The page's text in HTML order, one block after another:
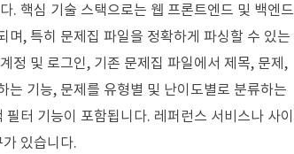
. 핵심 기술 스택으로는 웹 프론트엔드 및 백엔드
며, 특히 문제집 파일을 정확하게 파싱할 수 있는
정 및 로그인, 기존 문제집 파일에서 제목, 문제,
기능, 문제를 유형별 및 난이도별로 분류하는
터 기능이 포함됩니다. 레퍼런스 서비스나 사이
있습니다.